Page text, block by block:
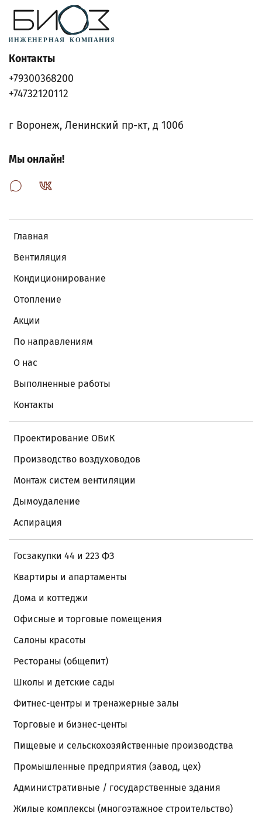
Главная
Вентиляция
Кондиционирование
Отопление
Акции
По направлениям
О нас
Выполненные работы
Контакты
Проектирование ОВиК
Производство воздуховодов
Монтаж систем вентиляции
Дымоудаление
Аспирация
Госзакупки 44 и 223 ФЗ
Квартиры и апартаменты
Дома и коттеджи
Офисные и торговые помещения
Салоны красоты
Рестораны (общепит)
Школы и детские сады
Фитнес-центры и тренажерные залы
Торговые и бизнес-центы
Пищевые и сельскохозяйственные производства
Промышленные предприятия (завод, цех)
Административные / государственные здания
Жилые комплексы (многоэтажное строительство)
Контакты
+79300368200
+74732120112
г Воронеж, Ленинский пр-кт, д 100б
Мы онлайн!